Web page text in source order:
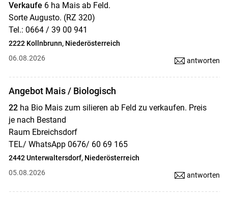
Verkaufe 6 ha Mais ab Feld.
Sorte Augusto. (RZ 320)
Tel.: 0664 / 39 00 941
2222 Kollnbrunn, Niederösterreich
06.08.2026
antworten
Angebot Mais / Biologisch
22ha Bio Mais zum silieren ab Feld zu verkaufen. Preis
je nach Bestand
Raum Ebreichsdorf
TEL/ WhatsApp 0676/ 60 69 165
2442 Unterwaltersdorf, Niederösterreich
05.08.2026
antworten